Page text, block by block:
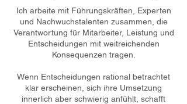
Ich arbeite mit Führungskräften, Experten
und Nachwuchstalenten zusammen, die
Verantwortung für Mitarbeiter, Leistung und
Entscheidungen mit weitreichenden
Konsequenzen tragen.
Wenn Entscheidungen rational betrachtet
klar erscheinen, sich ihre Umsetzung
innerlich aber schwierig anfühlt, schafft